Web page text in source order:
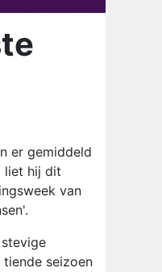
er gemiddeld
liet hij dit
van
seizoen